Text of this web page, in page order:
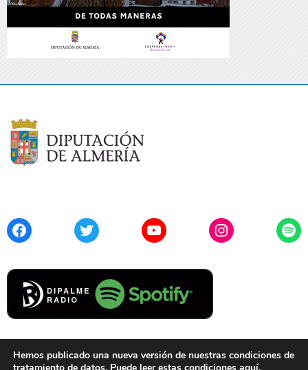
FacebookTwitter YouTubeInstagram
Hemos publicado una nueva versión de nuestras condiciones de